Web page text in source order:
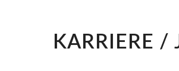
KARRIERE /